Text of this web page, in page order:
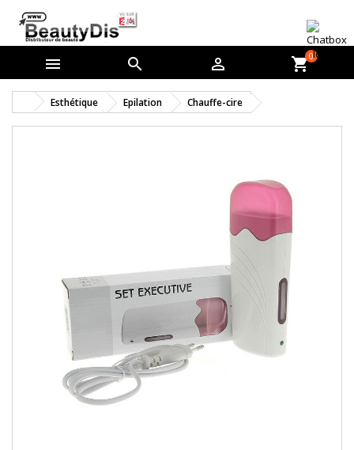
   shopping_cart0
Esthétique Epilation Chauffe-cire